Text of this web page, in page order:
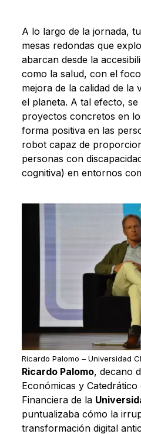
A lo largo de la jornada,
mesas redondas que
abarcan desde la
como la salud, con el
mejora de la calidad de la
el planeta. A tal efecto,
proyectos concretos en
forma positiva en las
robot capaz de
personas con
cognitiva) en entornos
Ricardo Palomo – Universidad
Ricardo Palomo, decano
Económicas y
Financiera de la
puntualizaba cómo la
transformación digital